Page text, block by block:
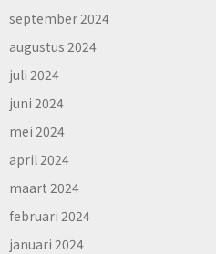
september 2024
augustus 2024
juli 2024
juni 2024
mei 2024
april 2024
maart 2024
februari 2024
januari 2024